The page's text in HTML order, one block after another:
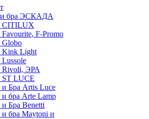
и бра ЭСКАДА
CITILUX
F-Promo
Light
ЭРА
LUCE
Бра Artis Luce
бра Arte Lamp
Бра Benetti
бра Maytoni и